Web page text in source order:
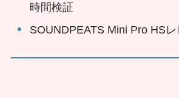
時間検証
SOUNDPEATS Mini Pro HS